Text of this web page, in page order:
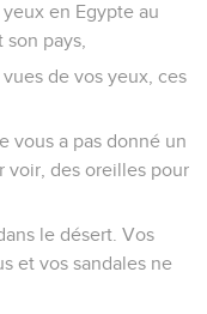
en Egypte au
pays,
de vos yeux, ces
vous a pas donné un
voir, des oreilles pour
le désert. Vos
et vos sandales ne